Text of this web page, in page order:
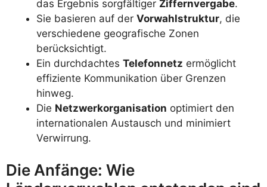
das Ergebnis sorgfältiger Ziffernvergabe.
Sie basieren auf der Vorwahlstruktur, die
verschiedene geografische Zonen
berücksichtigt.
Ein durchdachtes Telefonnetz ermöglicht
effiziente Kommunikation über Grenzen
hinweg.
Die Netzwerkorganisation optimiert den
internationalen Austausch und minimiert
Verwirrung.
Die Anfänge: Wie